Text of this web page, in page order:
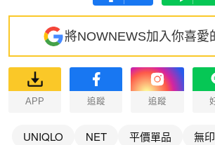
將NOWNEWS加入你喜愛
APP 追蹤 追蹤
UNIQLO NET 平價單品 無